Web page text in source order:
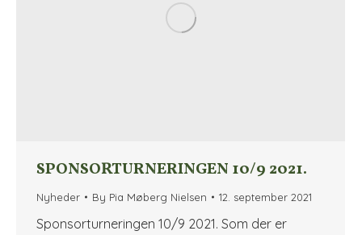
SPONSORTURNERINGEN 10/9 2021.
Nyheder By Pia Møberg Nielsen 12. september 2021
Sponsorturneringen 10/9 2021. Som der er